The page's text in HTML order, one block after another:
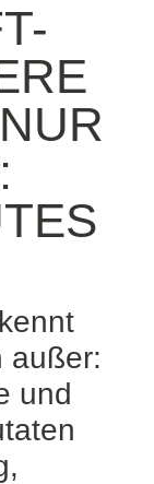
außer:
und